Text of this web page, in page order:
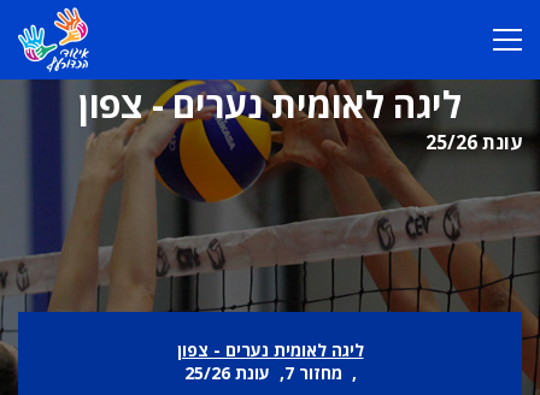
ליגה לאומית נערים - צפון
עונת 25/26
ליגה לאומית נערים - צפון
, מחזור 7, עונת 25/26